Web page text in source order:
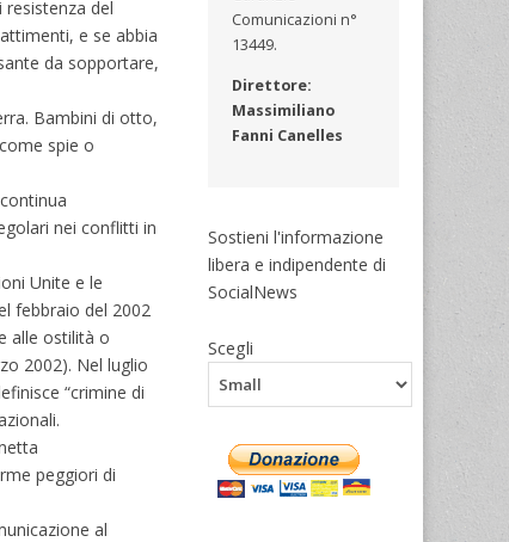
del
e se abbia
da sopportare,
Bambini di otto,
spie o
nei conflitti in
Unite e le
febbraio del 2002
alle ostilità o
2002). Nel luglio
“crimine di
peggiori di
al
Comunicazioni n°
13449.
Direttore:
Massimiliano
Fanni Canelles
Sostieni l'informazione
libera e indipendente di
SocialNews
Scegli